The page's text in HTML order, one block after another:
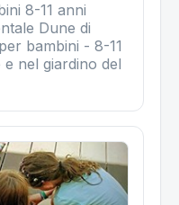
8-11 anni
Dune di
bambini - 8-11
e nel giardino del